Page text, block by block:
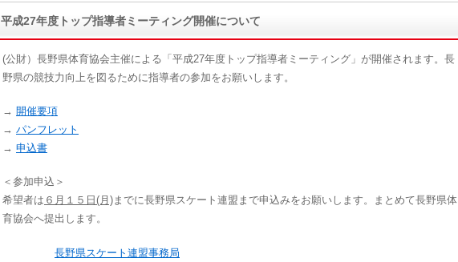
平成27年度トップ指導者ミーティング開催について
(公財）長野県体育協会主催による「平成27年度トップ指導者ミーティング」が開催されます。長
野県の競技力向上を図るために指導者の参加をお願いします。
→ 開催要項
→ パンフレット
→ 申込書
＜参加申込＞
希望者は ６月１５日(月)までに長野県スケート連盟まで申込みをお願いします。まとめて長野県体
育協会へ提出します。
長野県スケート連盟事務局